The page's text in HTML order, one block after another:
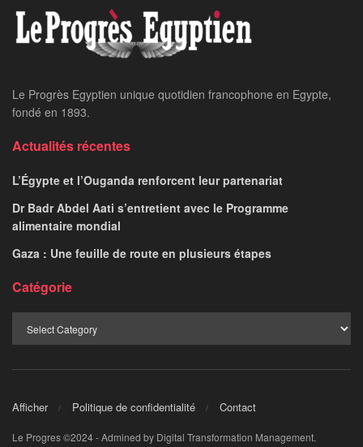
Le Progrès Egyptien unique quotidien francophone en Egypte,
fondé en 1893.
Actualités récentes
L’Égypte et l’Ouganda renforcent leur partenariat
Dr Badr Abdel Aati s’entretient avec le Programme
alimentaire mondial
Gaza : Une feuille de route en plusieurs étapes
Catégorie
Afficher Politique de confidentialité Contact
Le Progres ©2024 - Admined by Digital Transformation Management.